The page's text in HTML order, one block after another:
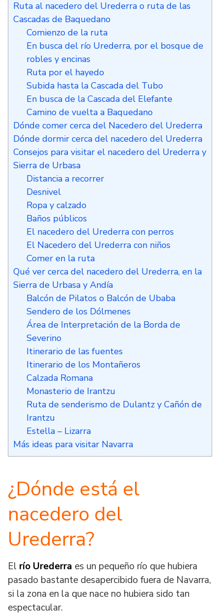
Ruta al nacedero del Urederra o ruta de las
Cascadas de Baquedano
Comienzo de la ruta
En busca del río Urederra, por el bosque de
robles y encinas
Ruta por el hayedo
Subida hasta la Cascada del Tubo
En busca de la Cascada del Elefante
Camino de vuelta a Baquedano
Dónde comer cerca del Nacedero del Urederra
Dónde dormir cerca del nacedero del Urederra
Consejos para visitar el nacedero del Urederra y
Sierra de Urbasa
Distancia a recorrer
Desnivel
Ropa y calzado
Baños públicos
El nacedero del Urederra con perros
El Nacedero del Urederra con niños
Comer en la ruta
Qué ver cerca del nacedero del Urederra, en la
Sierra de Urbasa y Andía
Balcón de Pilatos o Balcón de Ubaba
Sendero de los Dólmenes
Área de Interpretación de la Borda de
Severino
Itinerario de las fuentes
Itinerario de los Montañeros
Calzada Romana
Monasterio de Irantzu
Ruta de senderismo de Dulantz y Cañón de
Irantzu
Estella – Lizarra
Más ideas para visitar Navarra
¿Dónde está el
nacedero del
Urederra?
El río Urederra es un pequeño río que hubiera
pasado bastante desapercibido fuera de Navarra,
si la zona en la que nace no hubiera sido tan
espectacular.